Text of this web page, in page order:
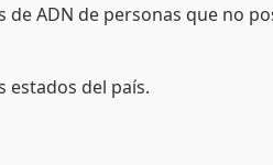
ADN de personas que no
estados del país.